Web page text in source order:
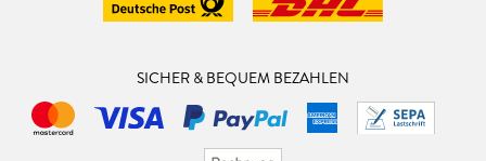
SICHER & BEQUEM BEZAHLEN